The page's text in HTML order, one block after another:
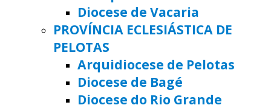
Diocese de Vacaria
PROVÍNCIA ECLESIÁSTICA DE
PELOTAS
Arquidiocese de Pelotas
Diocese de Bagé
Diocese do Rio Grande